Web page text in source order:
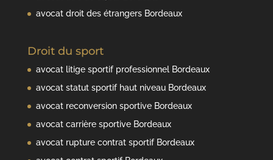
avocat droit des étrangers Bordeaux
Droit du sport
avocat litige sportif professionnel Bordeaux
avocat statut sportif haut niveau Bordeaux
avocat reconversion sportive Bordeaux
avocat carrière sportive Bordeaux
avocat rupture contrat sportif Bordeaux